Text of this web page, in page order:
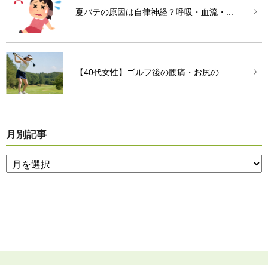
夏バテの原因は自律神経？呼吸・血流・...
【40代女性】ゴルフ後の腰痛・お尻の...
月別記事